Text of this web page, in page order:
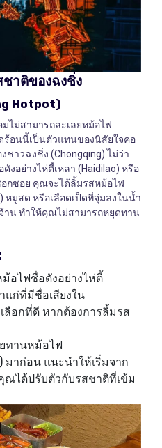
าติของฉงชิ่ง
Hotpot)
มไม่สามารถละเลยหม้อไฟ
ร้อนนี้เป็นตัวแทนของนิสัยใจคอ
ชาวฉงชิ่ง (Chongqing) ไม่ว่า
อย่างไห่ตี้เหลา (Haidilao) หรือ
กซอย คุณจะได้ลิ้มรสหม้อไฟ
หมูสด หรือเลือดเป็ดที่จุ่มลงในน้ำ
าน ทำให้คุณไม่สามารถหยุดทาน
อไฟชื่อดังอย่างไห่ตี้
แก่ที่มีชื่อเสียงใน
ลือกที่ดี หากต้องการลิ้มรส
ทานหม้อไฟ
มาก่อน แนะนำให้เริ่มจาก
ณได้ปรับตัวกับรสชาติที่เข้ม